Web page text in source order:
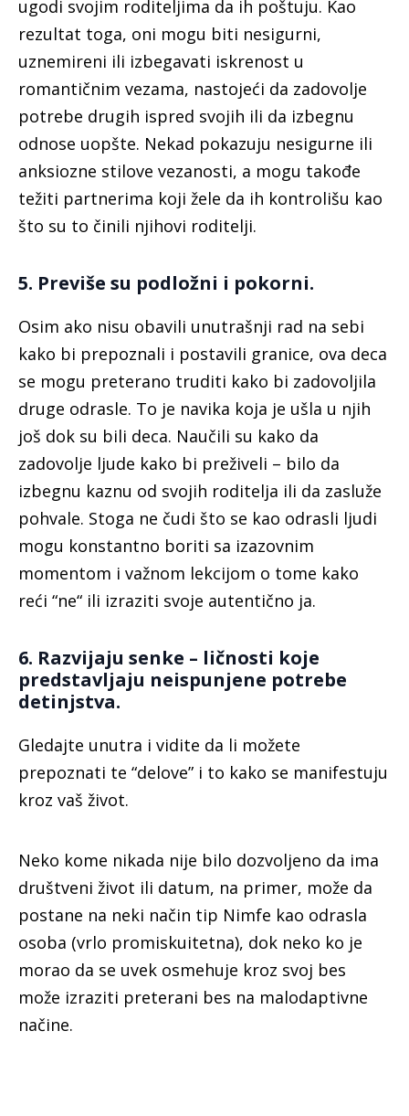
ugodi svojim roditeljima da ih poštuju. Kao
rezultat toga, oni mogu biti nesigurni,
uznemireni ili izbegavati iskrenost u
romantičnim vezama, nastojeći da zadovolje
potrebe drugih ispred svojih ili da izbegnu
odnose uopšte. Nekad pokazuju nesigurne ili
anksiozne stilove vezanosti, a mogu takođe
težiti partnerima koji žele da ih kontrolišu kao
što su to činili njihovi roditelji.
5. Previše su podložni i pokorni.
Osim ako nisu obavili unutrašnji rad na sebi
kako bi prepoznali i postavili granice, ova deca
se mogu preterano truditi kako bi zadovoljila
druge odrasle. To je navika koja je ušla u njih
još dok su bili deca. Naučili su kako da
zadovolje ljude kako bi preživeli – bilo da
izbegnu kaznu od svojih roditelja ili da zasluže
pohvale. Stoga ne čudi što se kao odrasli ljudi
mogu konstantno boriti sa izazovnim
momentom i važnom lekcijom o tome kako
reći “ne“ ili izraziti svoje autentično ja.
6. Razvijaju senke – ličnosti koje
predstavljaju neispunjene potrebe
detinjstva.
Gledajte unutra i vidite da li možete
prepoznati te “delove” i to kako se manifestuju
kroz vaš život.
Neko kome nikada nije bilo dozvoljeno da ima
društveni život ili datum, na primer, može da
postane na neki način tip Nimfe kao odrasla
osoba (vrlo promiskuitetna), dok neko ko je
morao da se uvek osmehuje kroz svoj bes
može izraziti preterani bes na malodaptivne
načine.